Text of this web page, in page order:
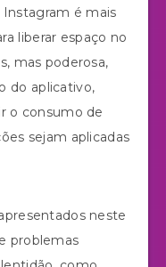
é mais
liberar espaço no
mas poderosa,
do aplicativo,
o consumo de
sejam aplicadas
neste
problemas